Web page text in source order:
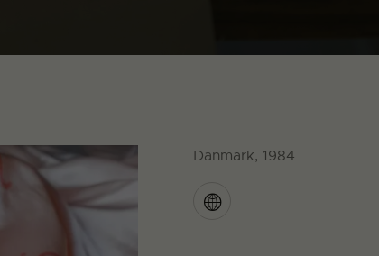
Danmark, 1984